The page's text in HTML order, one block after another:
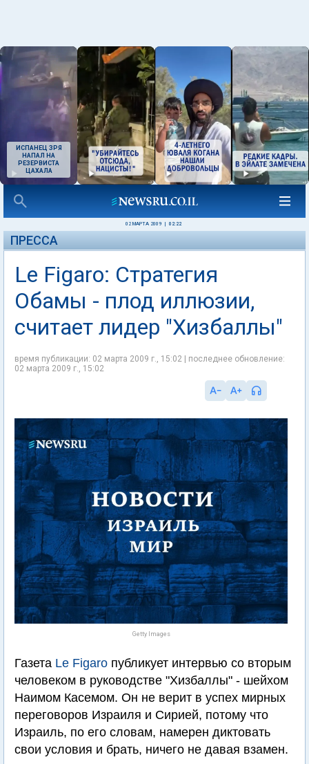
ИСПАНЕЦ ЗРЯ
НАПАЛ НА
РЕЗЕРВИСТА
ЦАХАЛА
02 МАРТА 2009 02:22
ПРЕССА
Le Figaro: Стратегия
Обамы - плод иллюзии,
считает лидер "Хизбаллы"
время публикации: 02 марта 2009 г., 15:02 | последнее обновление:
02 марта 2009 г., 15:02
Getty Images
Газета Le Figaro публикует интервью со вторым
человеком в руководстве "Хизбаллы" - шейхом
Наимом Касемом. Он не верит в успех мирных
переговоров Израиля и Сирией, потому что
Израиль, по его словам, намерен диктовать
свои условия и брать, ничего не давая взамен.